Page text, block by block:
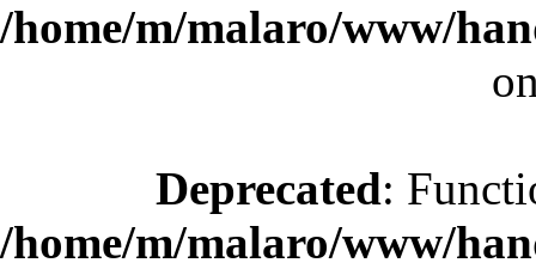
/home/m/malaro/www/
Deprecated:
/home/m/malaro/www/